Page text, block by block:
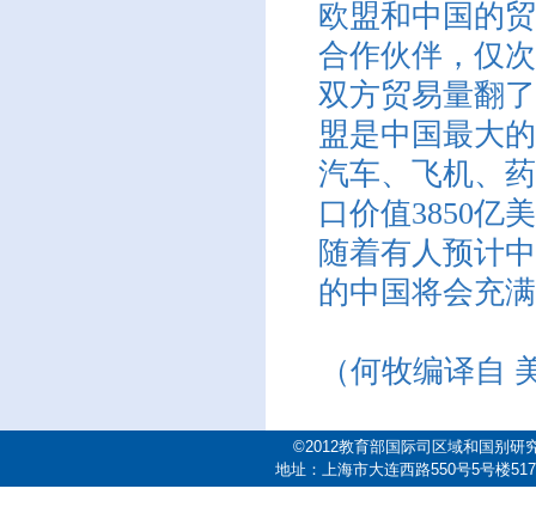
欧盟和中国的
合作伙伴，仅
双方贸易量翻
盟是中国最大
汽车、飞机、
口价值3850亿
随着有人预计
的中国将会充
（何牧编译自
©2012教育部国际司区域和国别研
地址：上海市大连西路550号5号楼